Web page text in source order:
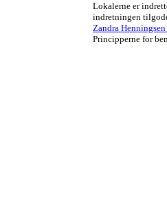
Lokalerne er
indretningen
Zandra Henningsen
Principperne for